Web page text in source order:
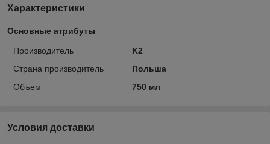
Характеристики
Основные атрибуты
Производитель
K2
Страна производитель
Польша
Объем
750 мл
Условия доставки